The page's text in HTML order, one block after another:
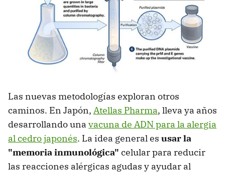
Las nuevas metodologías exploran otros
caminos. En Japón, Atellas Pharma, lleva ya años
desarrollando una vacuna de ADN para la alergia
al cedro japonés. La idea general es usar la
"memoria inmunológica" celular para reducir
las reacciones alérgicas agudas y ayudar al